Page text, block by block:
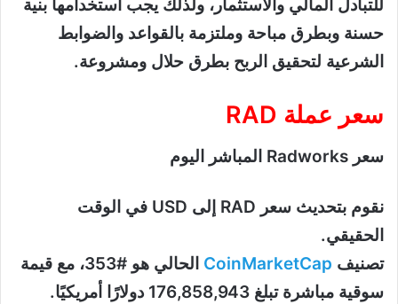
للتبادل المالي والاستثمار، ولذلك يجب استخدامها بنية
حسنة وبطرق مباحة وملتزمة بالقواعد والضوابط
الشرعية لتحقيق الربح بطرق حلال ومشروعة.
سعر عملة RAD
سعر Radworks المباشر اليوم
نقوم بتحديث سعر RAD إلى USD في الوقت
الحقيقي.
تصنيف CoinMarketCap
الحالي هو #353، مع قيمة
سوقية مباشرة تبلغ 176,858,943 دولارًا أمريكيًا.